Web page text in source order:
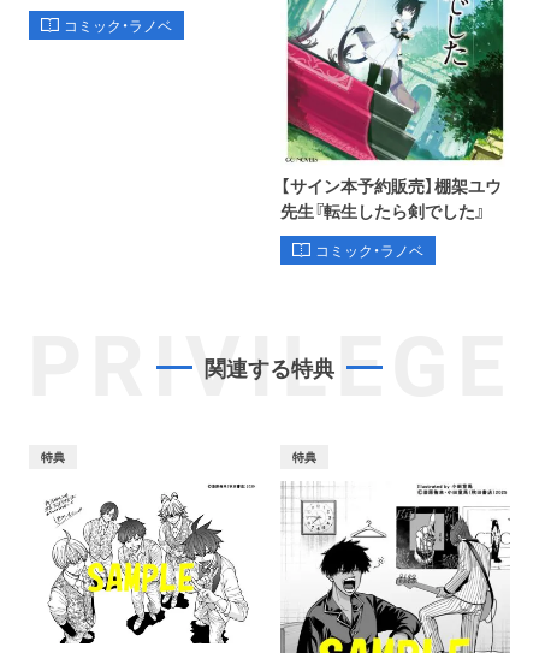
コミック・ラノベ
【サイン本予約販売】棚架ユウ
先生『転生したら剣でした』
コミック・ラノベ
PRIVILEGE
関連する特典
特典 特典